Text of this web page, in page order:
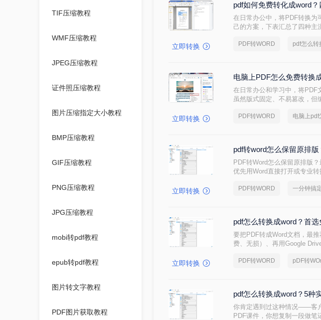
TIF压缩教程
WMF压缩教程
JPEG压缩教程
证件照压缩教程
图片压缩指定大小教程
BMP压缩教程
GIF压缩教程
PNG压缩教程
JPG压缩教程
mobi转pdf教程
epub转pdf教程
图片转文字教程
PDF图片获取教程
立即转换
pdf如何免费转化成word
在日常办公中，将PDF转换为
己的方案，下表汇总了四种主
PDF转WORD
立即转换
电脑上PDF怎么免费转换
在日常办公和学习中，将PDF
虽然版式固定、不易篡改，但
PDF转WORD
立即转换
pdf转word怎么保留原排
PDF转Word怎么保留原排版
优先用Word直接打开或专业
则。
PDF转WORD
立即转换
pdf怎么转换成word？首
要把PDF转成Word文档，最
费、无损）、再用Google
PDF转WORD
pdf怎么转换成word？5种
你肯定遇到过这种情况——客
PDF课件，你想复制一段做笔